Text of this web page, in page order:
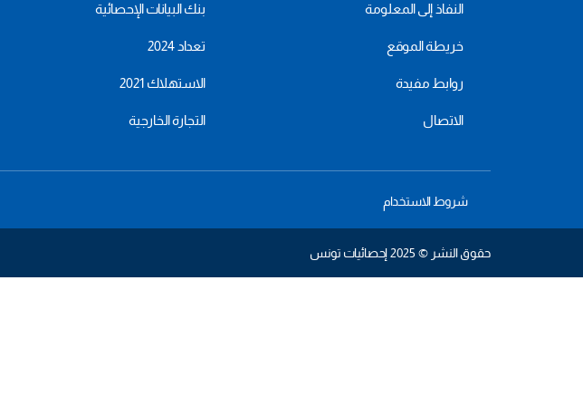
النفاذ إلى المعلومة
خريطة الموقع
روابط مفيدة
الاتصال
بنك البيانات الإحصائية
تعداد 2024
الاستهلاك 2021
التجارة الخارجية
شروط الاستخدام
حقوق النشر © 2025 إحصائيات تونس